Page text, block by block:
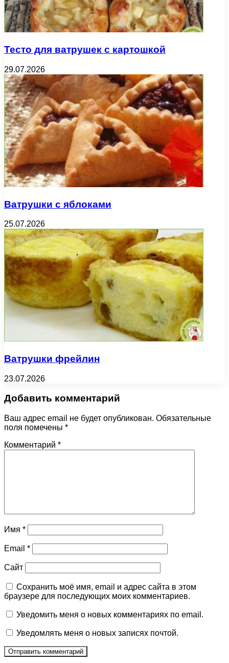
Тесто для ватрушек с картошкой
29.07.2026
Ватрушки с яблоками
25.07.2026
Ватрушки фрейлин
23.07.2026
Добавить комментарий
Ваш адрес email не будет опубликован. Обязательные
поля помечены *
Комментарий *
Имя *
Email *
Сайт
Сохранить моё имя, email и адрес сайта в этом
браузере для последующих моих комментариев.
Уведомить меня о новых комментариях по email.
Уведомлять меня о новых записях почтой.